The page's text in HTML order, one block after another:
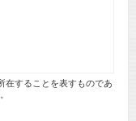
在することを表すものであ